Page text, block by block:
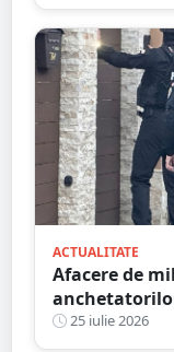
ACTUALITATE
Afacere de
Mare, mai
25 iulie 2026